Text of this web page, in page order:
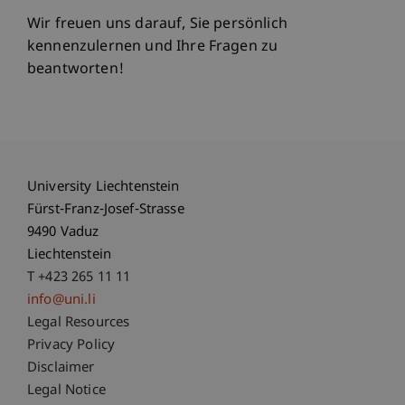
Wir freuen uns darauf, Sie persönlich
kennenzulernen und Ihre Fragen zu
beantworten!
University Liechtenstein
Fürst-Franz-Josef-Strasse
9490 Vaduz
Liechtenstein
T +423 265 11 11
info@uni.li
Fußzeile Rechtliche Hinweise
Legal Resources
Privacy Policy
Disclaimer
Legal Notice